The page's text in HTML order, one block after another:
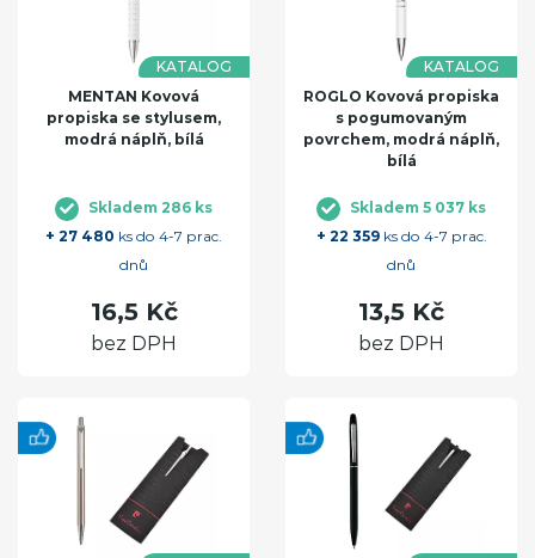
KATALOG
MENTAN Kovová
propiska se stylusem,
modrá náplň, bílá
Skladem 286 ks
+ 27 480 ks do 4-7 prac.
dnů
16,5 Kč
bez DPH
KATALOG
ROGLO Kovová propiska
s pogumovaným
povrchem, modrá náplň,
bílá
Skladem 5 037 ks
+ 22 359ks do 4-7 prac.
dnů
13,5 Kč
bez DPH